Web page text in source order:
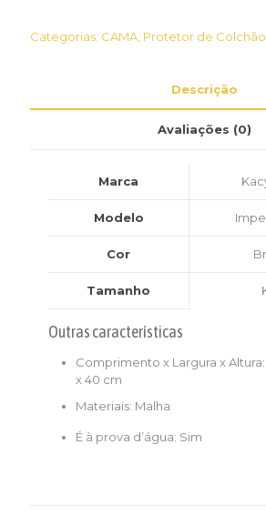
Categorias: CAMA Protetor de Colchão
Descrição
Avaliações (0)
Marca
Modelo
Cor
Tamanho
Outras características
Comprimento x Largura x Altura
x 40 cm
Materiais: Malha
É à prova d’água: Sim